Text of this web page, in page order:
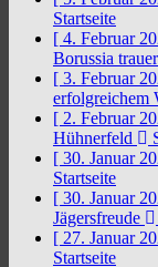
Startseite
[ 4. Februar
Borussia
[ 3. Februar
erfolgreichem
[ 2. Februar
Hühnerfeld
[ 30. Januar
Startseite
[ 30. Januar
Jägersfreude
[ 27. Januar
Startseite